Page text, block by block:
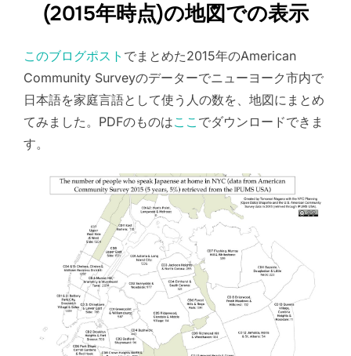
(2015年時点)の地図での表示
このブログポスト でまとめた2015年のAmerican
Community Surveyのデーターでニューヨーク市内で
日本語を家庭言語として使う人の数を、地図にまとめ
てみました。PDFのものはここ でダウンロードできま
す。